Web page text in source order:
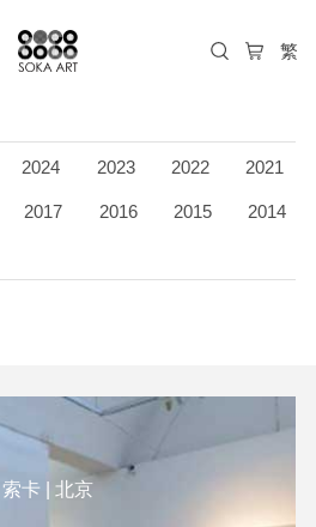
2024 2023 2022 2021
2017 2016 2015 2014
索卡 | 北京